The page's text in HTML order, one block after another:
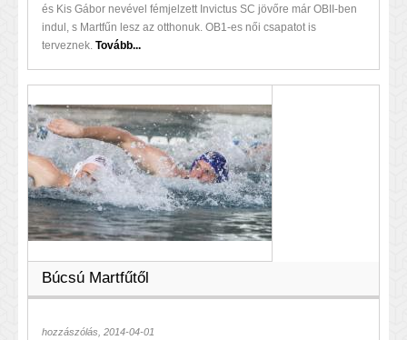
és Kis Gábor nevével fémjelzett Invictus SC jövőre már OBII-ben
indul, s Martfűn lesz az otthonuk. OB1-es női csapatot is
terveznek. Tovább...
Búcsú Martfűtől
hozzászólás, 2014-04-01